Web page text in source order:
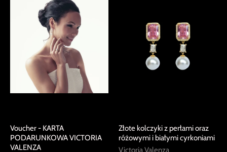
Voucher - KARTA
PODARUNKOWA VICTORIA
VALENZA
Złote kolczyki z perłami oraz
różowymi i białymi cyrkoniami
Victoria Valenza